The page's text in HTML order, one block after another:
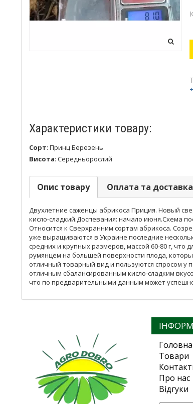
Характеристики товару:
Сорт: Принц Березень
Висота: Середньорослий
Опис товару Оплата та доставка
Двухлетние саженцы абрикоса Приция. Новый
кисло-сладкий.Доспевания: начало июня.Схема
Относится к Сверхранним сортам абрикоса.
уже выращиваются в Украине последние
средних и крупных размеров, массой 60-80 г,
румянцем на большей поверхности плода,
отличный товарный вид и пользуются спросом у
отличным сбалансированным кисло-сладким
что по предварительными данным может
Головна
Товари
Про нас
Відгуки